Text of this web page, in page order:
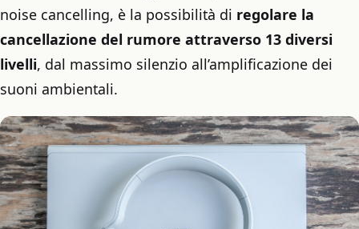
noise cancelling, è la possibilità di regolare la
cancellazione del rumore attraverso 13 diversi
livelli, dal massimo silenzio all’amplificazione dei
suoni ambientali.